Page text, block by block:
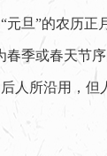
元旦”的农历正
春季或春天节
人所沿用，但